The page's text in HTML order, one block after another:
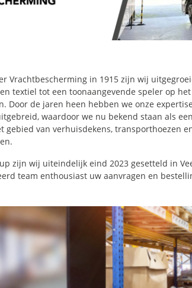
Vrachtbescherming in 1915 zijn wij
textiel tot een toonaangevende speler op
Door de jaren heen hebben we onze
waardoor we nu bekend staan als
van verhuisdekens, transporthoezen
zijn wij uiteindelijk eind 2023 gesetteld in
team enthousiast uw aanvragen en